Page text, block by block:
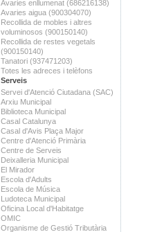
Avaries enllumenat (686216138)
Avaries aigua (900304070)
Recollida de mobles i altres
voluminosos (900150140)
Recollida de restes vegetals
(900150140)
Tanatori (937471203)
Totes les adreces i telèfons
Serveis
Servei d'Atenció Ciutadana (SAC)
Arxiu Municipal
Biblioteca Municipal
Casal Catalunya
Casal d'Avis Plaça Major
Centre d'Atenció Primària
Centre de Serveis
Deixalleria Municipal
El Mirador
Escola d'Adults
Escola de Música
Ludoteca Municipal
Oficina Local d'Habitatge
OMIC
Organisme de Gestió Tributària